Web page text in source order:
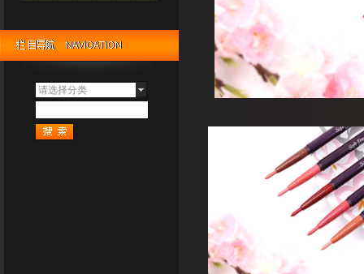
请选择分类